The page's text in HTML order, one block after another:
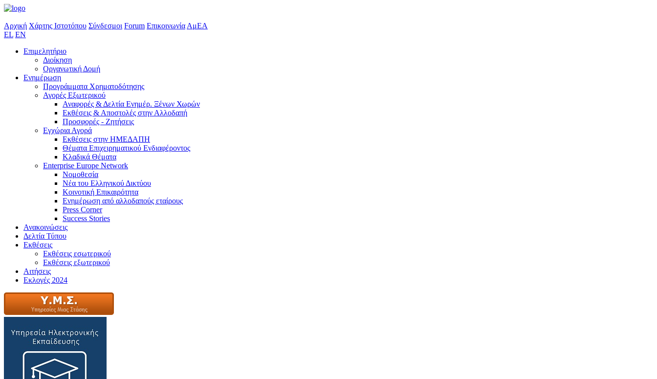
Αρχική Χάρτης Ιστοτόπου Σύνδεσμοι Forum Επικοινωνία ΑμΕΑ
EL EN
Επιμελητήριο
Διοίκηση
Οργανωτική Δομή
Ενημέρωση
Προγράμματα Χρηματοδότησης
Αγορές Εξωτερικού
Αναφορές & Δελτία Ενημέρ. Ξένων Χωρών
Εκθέσεις & Αποστολές στην Αλλοδαπή
Προσφορές - Ζητήσεις
Εγχώρια Αγορά
Εκθέσεις στην ΗΜΕΔΑΠΗ
Θέματα Επιχειρηματικού Ενδιαφέροντος
Κλαδικά Θέματα
Enterprise Europe Network
Νομοθεσία
Νέα του Ελληνικού Δικτύου
Κοινοτική Επικαιρότητα
Ενημέρωση από αλλοδαπούς εταίρους
Press Corner
Success Stories
Ανακοινώσεις
Δελτία Τύπου
Εκθέσεις
Εκθέσεις εσωτερικού
Εκθέσεις εξωτερικού
Αιτήσεις
Εκλογές 2024